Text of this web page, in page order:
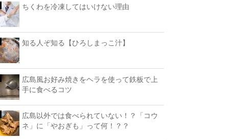
ちくわを冷凍してはいけない理由
知る人ぞ知る【ひろしまっこ汁】
広島風お好み焼きをヘラを使って鉄板で上
手に食べるコツ
広島以外では食べられていない！？「コウ
ネ」に「やおぎも」って何！？？